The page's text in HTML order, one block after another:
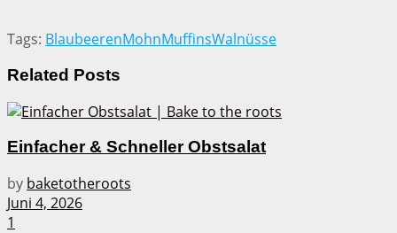
Tags: BlaubeerenMohnMuffinsWalnüsse
Related Posts
Einfacher & Schneller Obstsalat
by baketotheroots
Juni 4, 2026
1